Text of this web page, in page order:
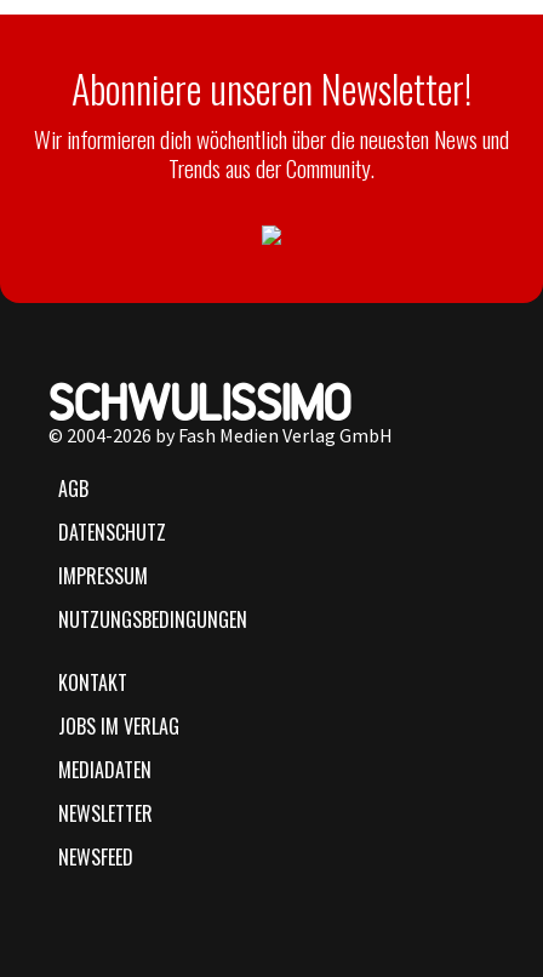
Abonniere unseren Newsletter!
Wir informieren dich wöchentlich über die neuesten News und
Trends aus der Community.
© 2004-2026 by Fash Medien Verlag GmbH
AGB
DATENSCHUTZ
IMPRESSUM
NUTZUNGSBEDINGUNGEN
KONTAKT
JOBS IM VERLAG
MEDIADATEN
NEWSLETTER
NEWSFEED